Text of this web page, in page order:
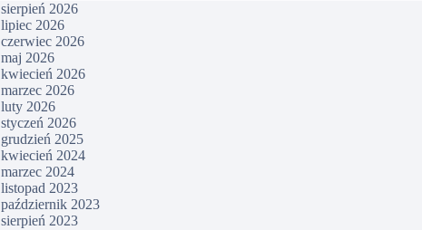
sierpień 2026
lipiec 2026
czerwiec 2026
maj 2026
kwiecień 2026
marzec 2026
luty 2026
styczeń 2026
grudzień 2025
kwiecień 2024
marzec 2024
listopad 2023
październik 2023
sierpień 2023